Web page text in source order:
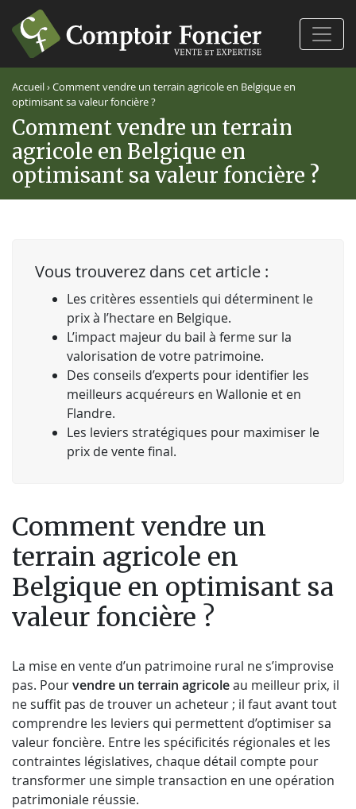
Accueil›Comment vendre un terrain agricole en Belgique en
optimisant sa valeur foncière ?
Comment vendre un terrain
agricole en Belgique en
optimisant sa valeur foncière ?
Vous trouverez dans cet article :
Les critères essentiels qui déterminent le
prix à l’hectare en Belgique.
L’impact majeur du bail à ferme sur la
valorisation de votre patrimoine.
Des conseils d’experts pour identifier les
meilleurs acquéreurs en Wallonie et en
Flandre.
Les leviers stratégiques pour maximiser le
prix de vente final.
Comment vendre un
terrain agricole en
Belgique en optimisant sa
valeur foncière ?
La mise en vente d’un patrimoine rural ne s’improvise
pas. Pourvendre un terrain agricoleau meilleur prix, il
ne suffit pas de trouver un acheteur ; il faut avant tout
comprendre les leviers qui permettent d’optimiser sa
valeur foncière. Entre les spécificités régionales et les
contraintes législatives, chaque détail compte pour
transformer une simple transaction en une opération
patrimoniale réussie.